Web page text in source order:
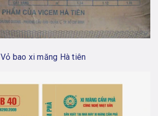
Vỏ bao xi măng Hà tiên